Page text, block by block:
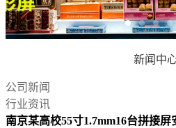
新闻中
公司新闻
行业资讯
南京某高校55寸1.7mm16台拼接屏